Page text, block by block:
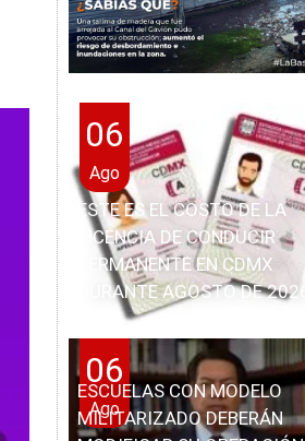
06
Ago
ESTE ES EL COSTO DE LA
LICENCIA DE CONDUCIR
PERMANENTE EN CDMX
DURANTE AGOSTO DE 2026
06
Ago
ESCUELAS CON MODELO
MILITARIZADO DEBERÁN